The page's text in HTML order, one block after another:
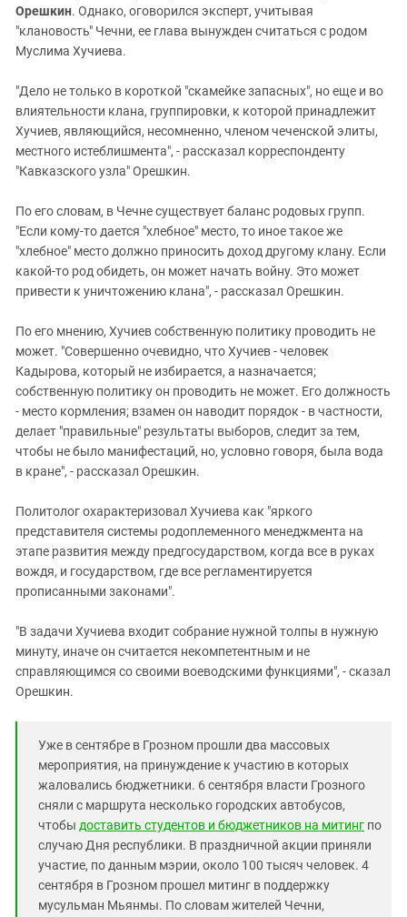
Орешкин. Однако, оговорился эксперт, учитывая
"клановость" Чечни, ее глава вынужден считаться с родом
Муслима Хучиева.
"Дело не только в короткой "скамейке запасных", но еще и во
влиятельности клана, группировки, к которой принадлежит
Хучиев, являющийся, несомненно, членом чеченской элиты,
местного истеблишмента", - рассказал корреспонденту
"Кавказского узла" Орешкин.
По его словам, в Чечне существует баланс родовых групп.
"Если кому-то дается "хлебное" место, то иное такое же
"хлебное" место должно приносить доход другому клану. Если
какой-то род обидеть, он может начать войну. Это может
привести к уничтожению клана", - рассказал Орешкин.
По его мнению, Хучиев собственную политику проводить не
может. "Совершенно очевидно, что Хучиев - человек
Кадырова, который не избирается, а назначается;
собственную политику он проводить не может. Его должность
- место кормления; взамен он наводит порядок - в частности,
делает "правильные" результаты выборов, следит за тем,
чтобы не было манифестаций, но, условно говоря, была вода
в кране", - рассказал Орешкин.
Политолог охарактеризовал Хучиева как "яркого
представителя системы родоплеменного менеджмента на
этапе развития между предгосударством, когда все в руках
вождя, и государством, где все регламентируется
прописанными законами".
"В задачи Хучиева входит собрание нужной толпы в нужную
минуту, иначе он считается некомпетентным и не
справляющимся со своими воеводскими функциями", - сказал
Орешкин.
Уже в сентябре в Грозном прошли два массовых
мероприятия, на принуждение к участию в которых
жаловались бюджетники. 6 сентября власти Грозного
сняли с маршрута несколько городских автобусов,
чтобы доставить студентов и бюджетников на митинг по
случаю Дня республики. В праздничной акции приняли
участие, по данным мэрии, около 100 тысяч человек. 4
сентября в Грозном прошел митинг в поддержку
мусульман Мьянмы. По словам жителей Чечни,